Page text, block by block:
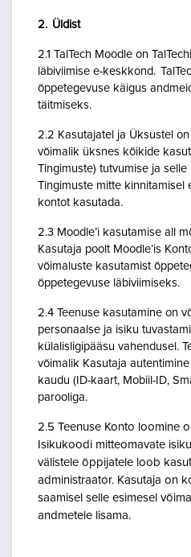
2. Üldist
2.1 TalTech Moodle on
läbiviimise e-keskkond.
õppetegevuse käigus
täitmiseks.
2.2 Kasutajatel ja Üksustel
võimalik üksnes kõikide
Tingimuste) tutvumise ja
Tingimuste mitte kinnitamisel
kontot kasutada.
2.3 Moodle’i kasutamise all
Kasutaja poolt Moodle’is
võimaluste kasutamist
õppetegevuse läbiviimiseks.
2.4 Teenuse kasutamine on
personaalse ja isiku
külalisligipääsu vahendusel.
võimalik Kasutaja autentimine
kaudu (ID-kaart, Mobiil-ID,
parooliga.
2.5 Teenuse Konto loomine
Isikukoodi mitteomavate
välistele õppijatele loob
administraator. Kasutaja on
saamisel selle esimesel
andmetele lisama.